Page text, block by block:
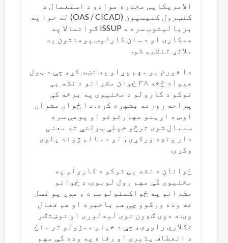
الامریکایی مخدره موادو د استعمال د
کنټرول کمیسیون (OAS / CICAD) له خوا په
بریالیتوب سره د ISSUP ګواتمالا په
همکارۍ او د سان کارلوس پوهنتون په
ملاتړ تنظیم شو.
دا فورم یو مهم پړاو په نښه کړ، چې د ټول
هیواد څخه ۳۸ ځوان مشرانو د نشه یی
توکو د کارولو د مخنیوی په برخه کې
پراخه روزنه بشپړه کړه. دا ځوان مشران
اوس د اړینو مهارتونو او پوهې سره
سمبال شوی ترڅو خپلې ټولنې ته معنی
دار ونډه ورکړی، او د سالم ژوند پلوی
وکړی.
ځوانان د نشه یی توکو د کارولو په
مخنیوی کې مهم رول لوبوی. د ځوانو
مشرانو په ځواکمنولو سره ، موږ یو نسل
ته وده ورکوو چې هم باخبره او هم فعال
وی. د دوی ګډون نوی لیدلوری او نوښتګر
تګلارې راوړی، چې د خپلو همزولو تر منځ
د انعطاف پذیری او رفاه په وده کې مهم